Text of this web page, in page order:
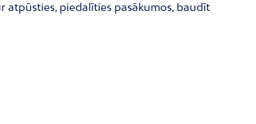
atpūsties, piedalīties pasākumos, baudīt